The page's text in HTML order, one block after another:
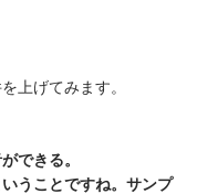
上げてみます。
できる。
ことですね。サンプ